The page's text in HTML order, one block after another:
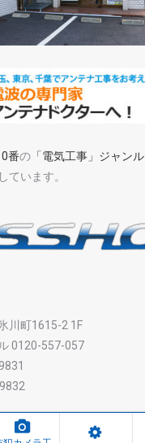
番の 「電気工事」ジャンル
ています。
川町1615-2 1F
0120-557-057